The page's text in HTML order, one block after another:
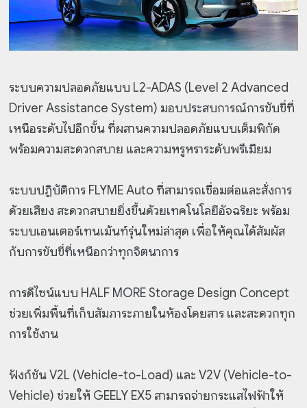
ระบบความปลอดภัยแบบ L2-ADAS (Level 2 Advanced
Driver Assistance System) มอบประสบการณ์การขับขี่ที่
เหนือระดับไปอีกขั้น ที่ผสานความปลอดภัยแบบเต็มพิกัด
พร้อมความสะดวกสบาย และความหรูหราระดับพรีเมียม
ระบบปฏิบัติการ FLYME Auto ที่สามารถเชื่อมต่อและสั่งการ
ด้วยเสียง สะดวกสบายยิ่งขึ้นด้วยเทคโนโลยีอัจฉริยะ พร้อม
ระบบเอนเตอร์เทนเม้นท์รุ่นใหม่ล่าสุด เพื่อให้คุณได้สัมผัส
กับการขับขี่ที่เหนือกว่าทุกจิตนาการ
การดีไซน์แบบ HALF MORE Storage Design Concept
ช่วยเพิ่มพื้นที่เก็บสัมภาระภายในห้องโดยสาร และสะดวกทุก
การใช้งาน
ฟังก์ชัน V2L (Vehicle-to-Load) และ V2V (Vehicle-to-
Vehicle) ช่วยให้ GEELY EX5 สามารถจ่ายกระแสไฟฟ้าให้